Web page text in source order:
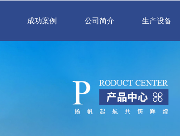
成功案例 公司简介 生产设备